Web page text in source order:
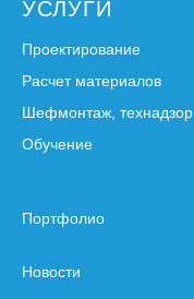
УСЛУГИ
Проектирование
Расчет материалов
Шефмонтаж, технадзор
Обучение
Портфолио
Новости